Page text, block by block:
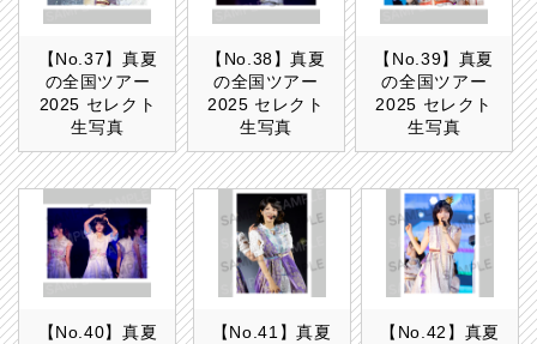
【No.37】真夏
の全国ツアー
2025 セレクト
生写真
【No.38】真夏
の全国ツアー
2025 セレクト
生写真
【No.39】真夏
の全国ツアー
2025 セレクト
生写真
【No.40】真夏 【No.41】真夏 【No.42】真夏